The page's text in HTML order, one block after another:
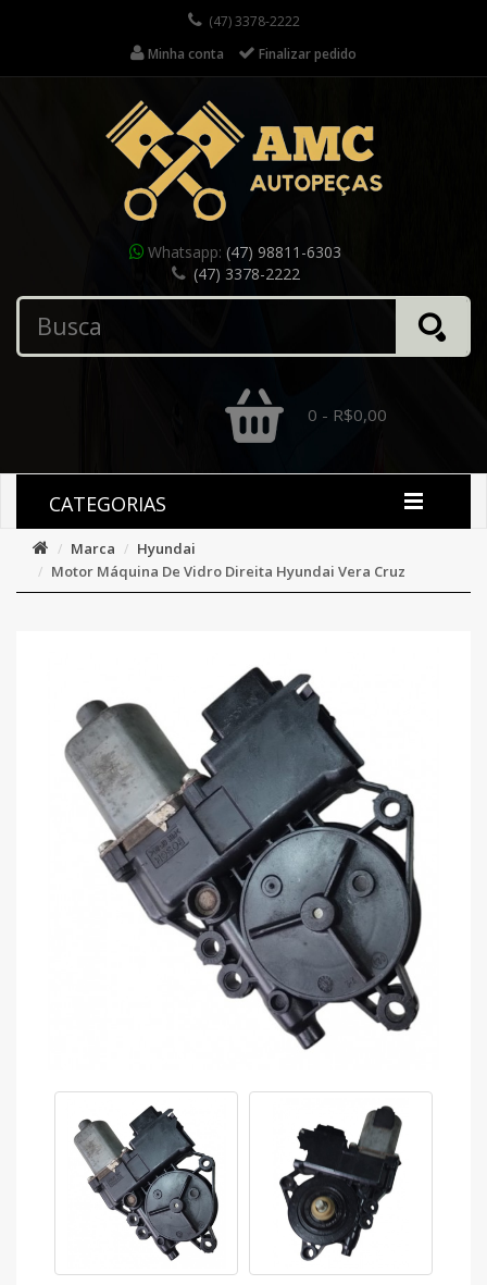
(47) 3378-2222
Minha conta
Finalizar pedido
Whatsapp: (47) 98811-6303
(47) 3378-2222
0 - R$0,00
CATEGORIAS
Marca
Hyundai
Motor Máquina De Vidro Direita Hyundai Vera Cruz